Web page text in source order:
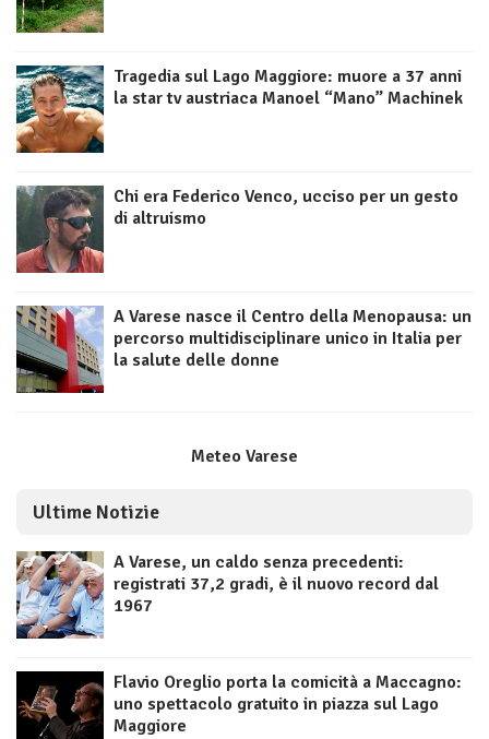
Tragedia sul Lago Maggiore: muore a 37 anni
la star tv austriaca Manoel “Mano” Machinek
Chi era Federico Venco, ucciso per un gesto
di altruismo
A Varese nasce il Centro della Menopausa: un
percorso multidisciplinare unico in Italia per
la salute delle donne
Meteo Varese
Ultime Notizie
A Varese, un caldo senza precedenti:
registrati 37,2 gradi, è il nuovo record dal
1967
Flavio Oreglio porta la comicità a Maccagno:
uno spettacolo gratuito in piazza sul Lago
Maggiore